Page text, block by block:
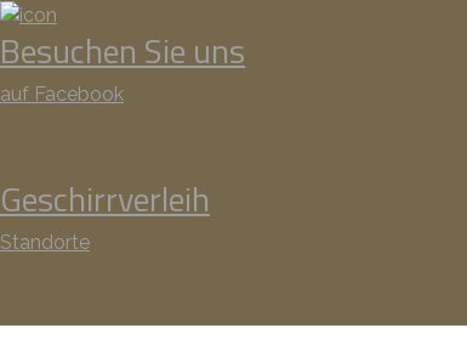
Besuchen Sie uns
auf Facebook
Geschirrverleih
Standorte